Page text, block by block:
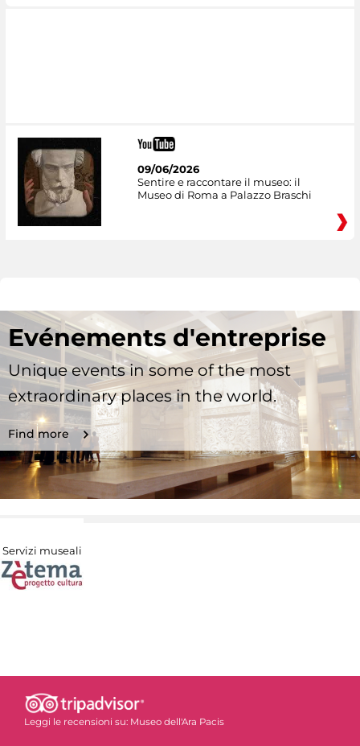
09/06/2026
Sentire e raccontare il museo: il
Museo di Roma a Palazzo Braschi
Evénements d'entreprise
Unique events in some of the most
extraordinary places in the world.
Find more
Servizi museali
Leggi le recensioni su: Museo dell'Ara Pacis